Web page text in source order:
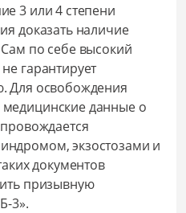
3 или 4 степени
доказать наличие
по себе высокий
гарантирует
Для освобождения
данные о
экзостозами и
документов
призывную
3».